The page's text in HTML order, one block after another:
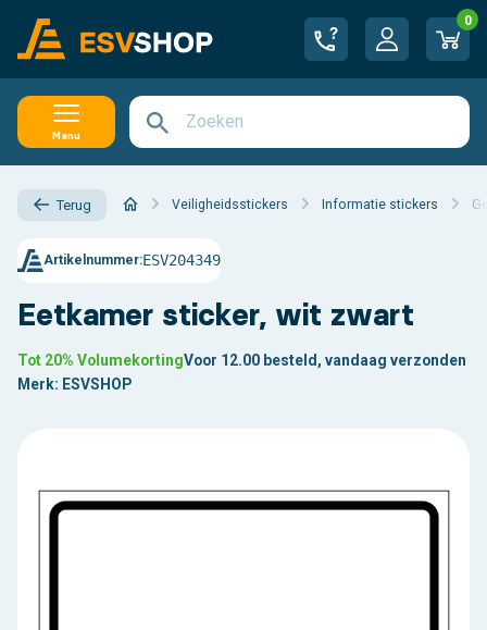
0
Menu
Terug Veiligheidsstickers Informatie stickers
Eetkamer sticker, wit zwart
Artikelnummer:ESV204349
Tot 20% VolumekortingVoor 12.00 besteld, vandaag verzonden
Merk: ESVSHOP